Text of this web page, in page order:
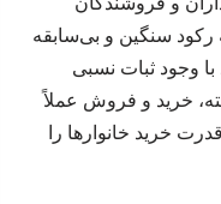
رکود سنگین و بی‌سابقه
با وجود ثبات نسبی
خرید و فروش عملاً
خرید خانوارها را